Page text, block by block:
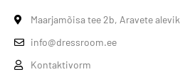
Maarjamõisa tee 2b, Aravete alevik
info@dressroom.ee
Kontaktivorm